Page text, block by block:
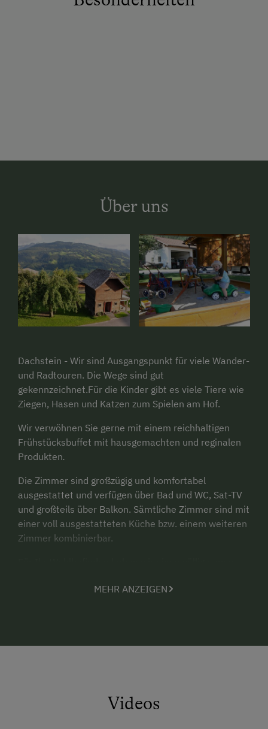
Über uns
Dachstein - Wir sind Ausgangspunkt für viele Wander-
und Radtouren. Die Wege sind gut
gekennzeichnet.Für die Kinder gibt es viele Tiere wie
Ziegen, Hasen und Katzen zum Spielen am Hof.
Wir verwöhnen Sie gerne mit einem reichhaltigen
Frühstücksbuffet mit hausgemachten und reginalen
Produkten.
Die Zimmer sind großzügig und komfortabel
ausgestattet und verfügen über Bad und WC, Sat-TV
und großteils über Balkon. Sämtliche Zimmer sind mit
einer voll ausgestatteten Küche bzw. einem weiteren
Zimmer kombinierbar.
MEHR ANZEIGEN
Videos